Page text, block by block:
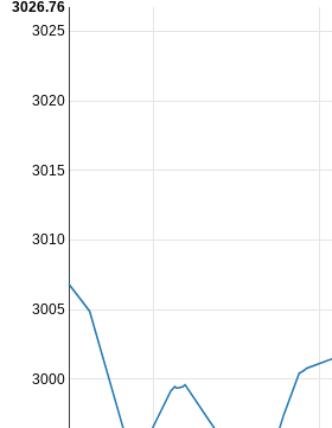
3000
3005
3010
3015
3020
3025
3026.76